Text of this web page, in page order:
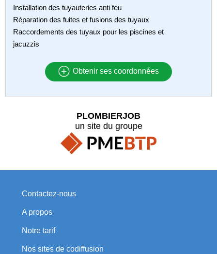
Installation des tuyauteries anti feu
Réparation des fuites et fusions des tuyaux
Raccordements des tuyaux pour les piscines et
jacuzzis
Obtenir ses coordonnées
PLOMBIERJOB
un site du groupe
Contactez-nous
A propos
Notre tarif
Nos sites de codiffusion